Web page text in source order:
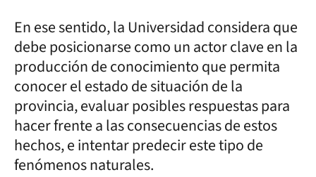
En ese sentido, la Universidad considera que
debe posicionarse como un actor clave en la
producción de conocimiento que permita
conocer el estado de situación de la
provincia, evaluar posibles respuestas para
hacer frente a las consecuencias de estos
hechos, e intentar predecir este tipo de
fenómenos naturales.